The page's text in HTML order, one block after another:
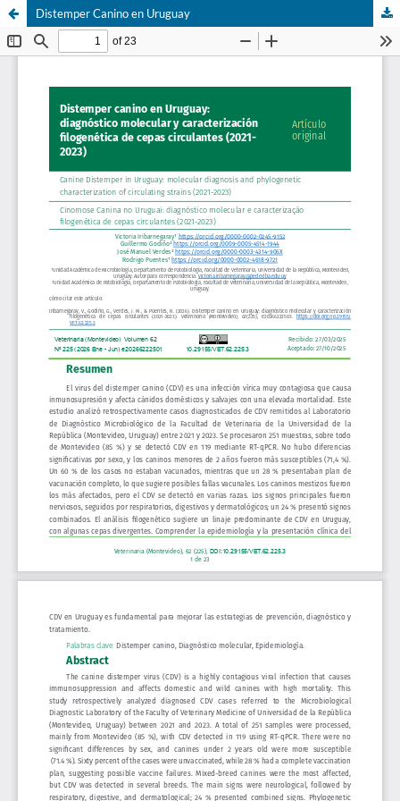
Distemper Canino en Uruguay